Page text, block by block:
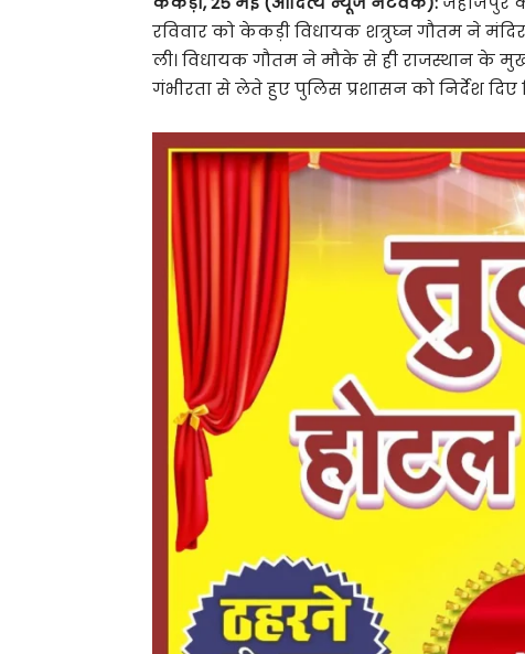
रविवार को केकड़ी विधायक शत्रुघ्न गौतम ने
ली। विधायक गौतम ने मौके से ही राजस्थान के
गंभीरता से लेते हुए पुलिस प्रशासन को निर्देश दिए